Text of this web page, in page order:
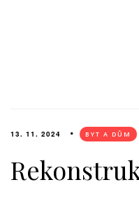
13. 11. 2024 BYT A DŮM